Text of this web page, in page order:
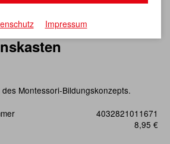
zum
Montessori-Bildungskonzepts.
4032821011671
8,95 €
Impressum